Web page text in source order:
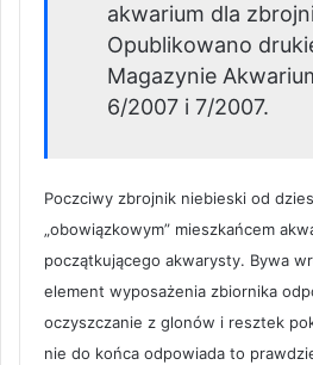
akwarium dla
Opublikowano
Magazynie
6/2007 i 7/2007.
Poczciwy zbrojnik niebieski od
„obowiązkowym” mieszkańcem
początkującego akwarysty. Bywa
element wyposażenia zbiornika
oczyszczanie z glonów i resztek
nie do końca odpowiada to